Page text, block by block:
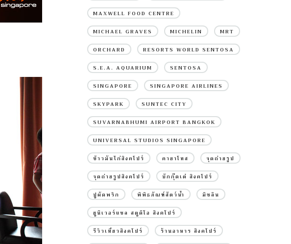
MAXWELL FOOD CENTRE
MICHAEL GRAVES MICHELIN MRT
ORCHARD RESORTS WORLD SENTOSA
S.E.A. AQUARIUM SENTOSA
SINGAPORE SINGAPORE AIRLINES
SKYPARK SUNTEC CITY
SUVARNABHUMI AIRPORT BANGKOK
UNIVERSAL STUDIOS SINGAPORE
ข้าวมันไก่สิงคโปร์ คายาโทส จุดถ่ายรูป
จุดถ่ายรูปสิงคโปร์ บักกุ๊ดเต๋ สิงคโปร์
ปูผัดพริก พิพิธภัณฑ์สัตว์น้ำ มิชลิน
ยูนิเวอร์แซล สตูดิโอ สิงคโปร์
รีวิวเที่ยวสิงคโปร์ ร้านอาหาร สิงคโปร์